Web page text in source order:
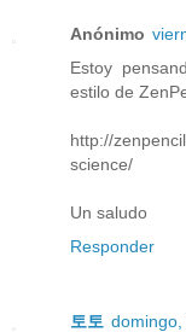
Anónimo
Estoy
estilo de
http://
science/
Un saludo
Responder
토토